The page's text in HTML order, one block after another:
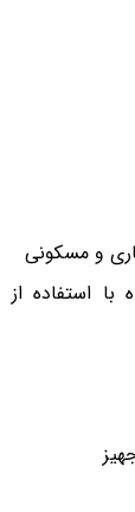
و مسکونی
استفاده از